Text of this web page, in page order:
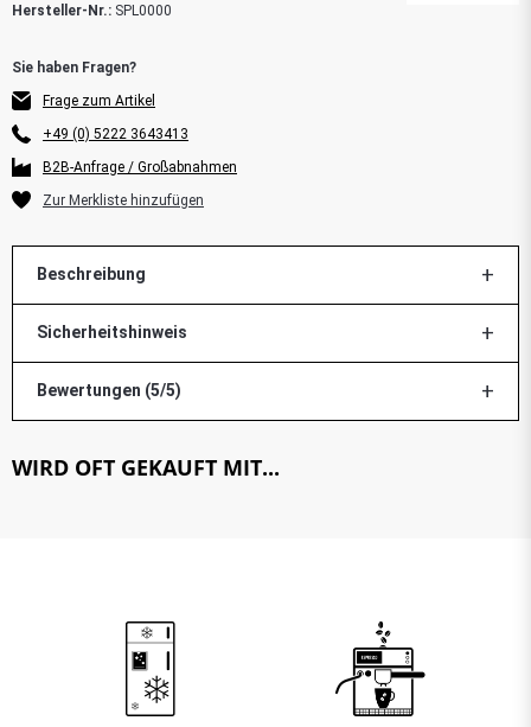
Hersteller-Nr.: SPL0000
Frage zum Artikel
+49 (0) 5222 3643413
B2B-Anfrage / Großabnahmen
Beschreibung
Sicherheitshinweis
Bewertungen (5/5)
WIRD OFT GEKAUFT MIT...